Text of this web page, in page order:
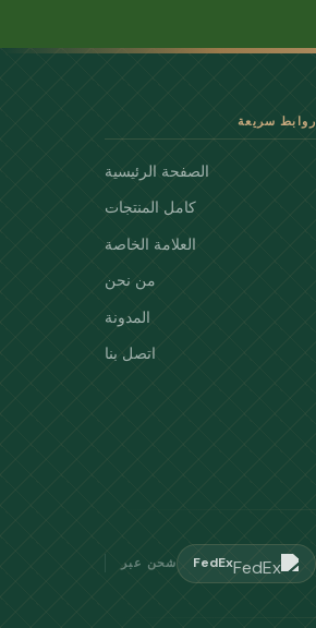
روابط سريعة
الصفحة الرئيسية
كامل المنتجات
العلامة الخاصة
من نحن
المدونة
اتصل بنا
شحن عبر FedEx